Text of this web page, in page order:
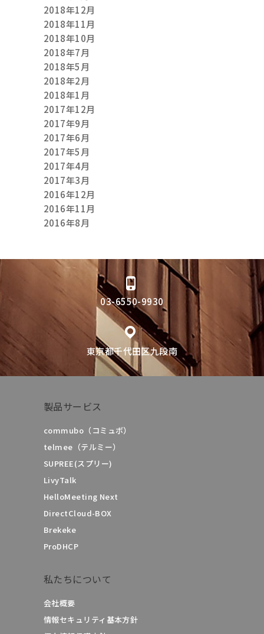
2018年12月
2018年11月
2018年10月
2018年7月
2018年5月
2018年2月
2018年1月
2017年12月
2017年9月
2017年6月
2017年5月
2017年4月
2017年3月
2016年12月
2016年11月
2016年8月
03-6550-9930
東京都千代田区九段南
製品サービス
commubo（コミュボ）
telmee（テルミー）
SUPREE(スプリー)
LivyTalk
HelloMeeting Next
DirectCloud-BOX
Brekeke
ProDHCP
私たちについて
会社概要
情報セキュリティ基本方針